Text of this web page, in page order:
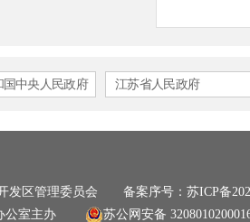
中央人民政府 江苏省人民政府
发区管理委员会 备案序号： 苏ICP备
办公室主办 苏公网安备